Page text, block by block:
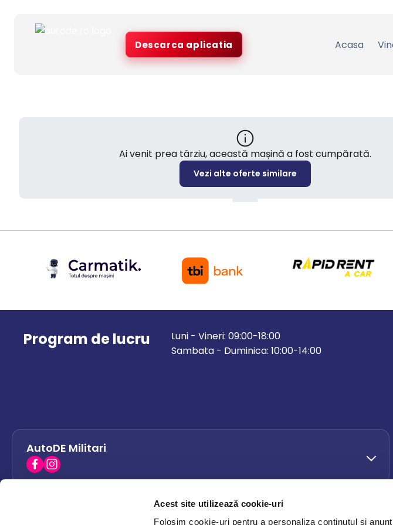
Acest site utilizează cookie-uri
Folosim cookie-uri pentru a personaliza conținutul și
Descarca aplicatia Acasa
Ai venit prea târziu, această mașină a fost cumpărată.
Vezi alte oferte similare
Program de lucru
Luni - Vineri: 09:00-18:00
Sambata - Duminica: 10:00-14:00
AutoDE Militari